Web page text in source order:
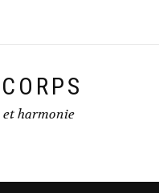
harmonie